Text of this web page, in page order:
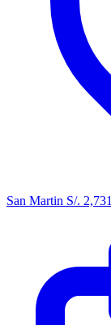
San Martin S/. 2,731